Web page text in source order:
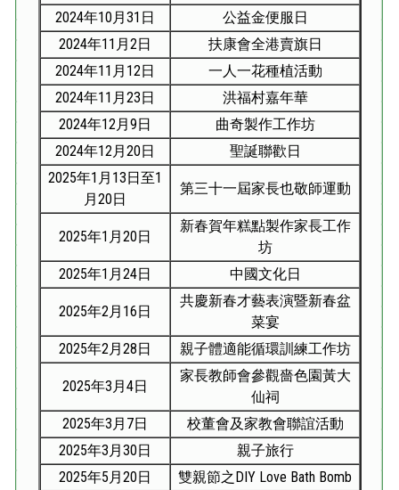
2024年10月31日
公益金便服日
2024年11月2日
扶康會全港賣旗日
2024年11月12日
一人一花種植活動
2024年11月23日
洪福村嘉年華
2024年12月9日
曲奇製作工作坊
2024年12月20日
聖誕聯歡日
2025年1月13日至1
月20日
第三十一屆家長也敬師運動
2025年1月20日
新春賀年糕點製作家長工作
坊
2025年1月24日
中國文化日
2025年2月16日
共慶新春才藝表演暨新春盆
菜宴
2025年2月28日
親子體適能循環訓練工作坊
2025年3月4日
家長教師會參觀嗇色園黃大
仙祠
2025年3月7日
校董會及家教會聯誼活動
2025年3月30日
親子旅行
2025年5月20日
雙親節之DIY Love Bath Bomb